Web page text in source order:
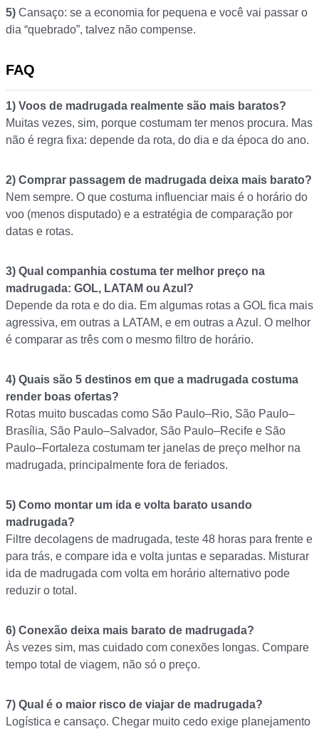
5) Cansaço: se a economia for pequena e você vai passar o
dia “quebrado”, talvez não compense.
FAQ
1) Voos de madrugada realmente são mais baratos?
Muitas vezes, sim, porque costumam ter menos procura. Mas
não é regra fixa: depende da rota, do dia e da época do ano.
2) Comprar passagem de madrugada deixa mais barato?
Nem sempre. O que costuma influenciar mais é o horário do
voo (menos disputado) e a estratégia de comparação por
datas e rotas.
3) Qual companhia costuma ter melhor preço na
madrugada: GOL, LATAM ou Azul?
Depende da rota e do dia. Em algumas rotas a GOL fica mais
agressiva, em outras a LATAM, e em outras a Azul. O melhor
é comparar as três com o mesmo filtro de horário.
4) Quais são 5 destinos em que a madrugada costuma
render boas ofertas?
Rotas muito buscadas como São Paulo–Rio, São Paulo–
Brasília, São Paulo–Salvador, São Paulo–Recife e São
Paulo–Fortaleza costumam ter janelas de preço melhor na
madrugada, principalmente fora de feriados.
5) Como montar um ida e volta barato usando
madrugada?
Filtre decolagens de madrugada, teste 48 horas para frente e
para trás, e compare ida e volta juntas e separadas. Misturar
ida de madrugada com volta em horário alternativo pode
reduzir o total.
6) Conexão deixa mais barato de madrugada?
Às vezes sim, mas cuidado com conexões longas. Compare
tempo total de viagem, não só o preço.
7) Qual é o maior risco de viajar de madrugada?
Logística e cansaço. Chegar muito cedo exige planejamento